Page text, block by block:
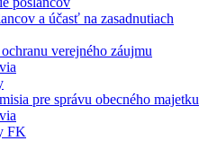
a účasť na zasadnutiach
verejného záujmu
pre správu obecného majetku
FK